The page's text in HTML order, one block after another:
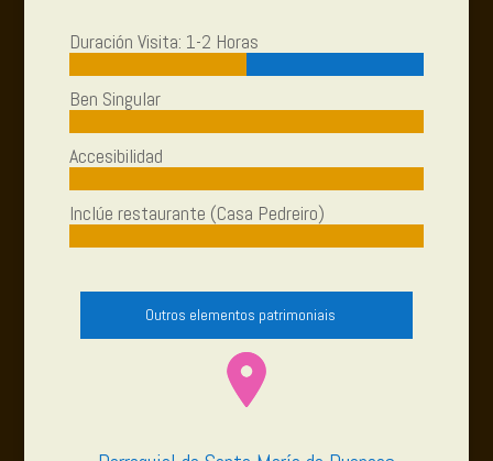
Duración Visita: 1-2 Horas
Ben Singular
Accesibilidad
Inclúe restaurante (Casa Pedreiro)
Outros elementos patrimoniais